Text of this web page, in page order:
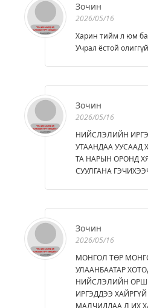
Зочин
2026/05/16
Харин тийм л юм
Учрал ёстой
Зочин
2026/05/16
НИЙСЛЭЛИЙН
УТААНДАА УУСААД
ТА НАРЫН ОРОНД
СУУЛГАНА
Зочин
2026/05/16
МОНГОЛ ТӨР
УЛААНБААТАР
НИЙСЛЭЛИЙН
ИРГЭДДЭЭ
МАЛЧИДДАА Л ИХ